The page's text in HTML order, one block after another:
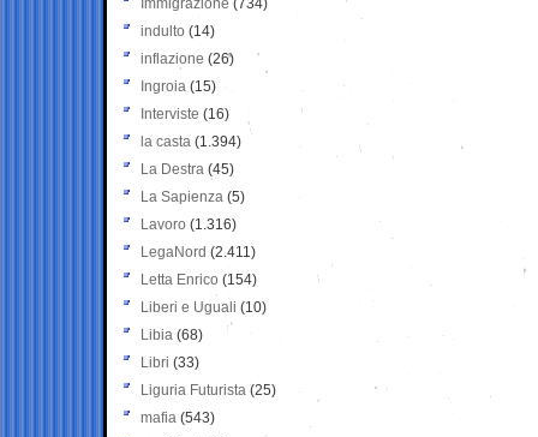
Immigrazione (734)
indulto (14)
inflazione (26)
Ingroia (15)
Interviste (16)
la casta (1.394)
La Destra (45)
La Sapienza (5)
Lavoro (1.316)
LegaNord (2.411)
Letta Enrico (154)
Liberi e Uguali (10)
Libia (68)
Libri (33)
Liguria Futurista (25)
mafia (543)